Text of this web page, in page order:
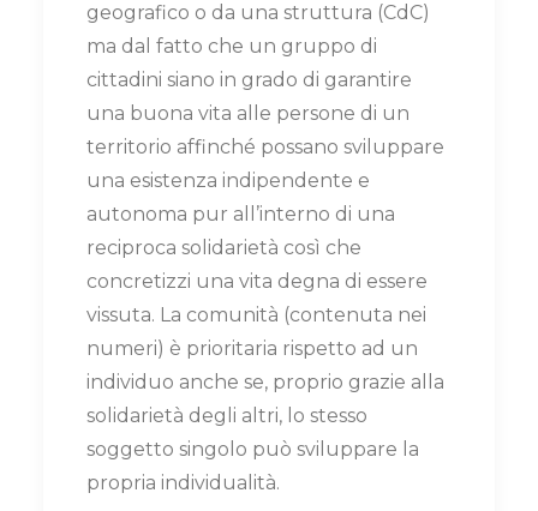
geografico o da una struttura (CdC)
ma dal fatto che un gruppo di
cittadini siano in grado di garantire
una buona vita alle persone di un
territorio affinché possano sviluppare
una esistenza indipendente e
autonoma pur all’interno di una
reciproca solidarietà così che
concretizzi una vita degna di essere
vissuta. La comunità (contenuta nei
numeri) è prioritaria rispetto ad un
individuo anche se, proprio grazie alla
solidarietà degli altri, lo stesso
soggetto singolo può sviluppare la
propria individualità.